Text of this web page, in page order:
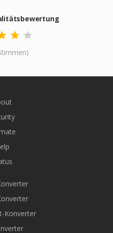
Konverter